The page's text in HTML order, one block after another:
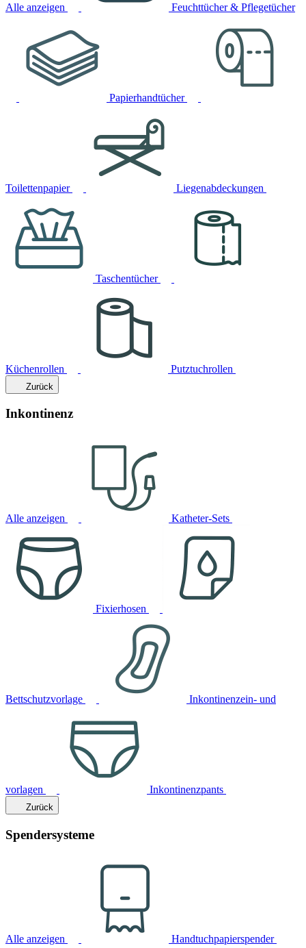
Alle anzeigen Feuchttücher & Pflegetücher
Papierhandtücher
Toilettenpapier Liegenabdeckungen
Taschentücher
Küchenrollen Putztuchrollen
Zurück
Inkontinenz
Alle anzeigen Katheter-Sets
Fixierhosen
Bettschutzvorlage Inkontinenzein- und
vorlagen Inkontinenzpants
Zurück
Spendersysteme
Alle anzeigen Handtuchpapierspender